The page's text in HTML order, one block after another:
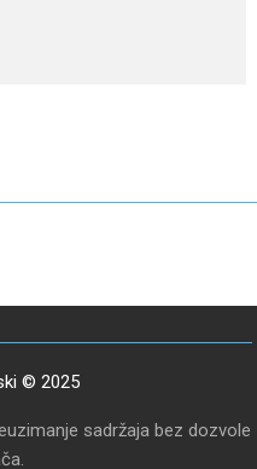
© 2025
sadržaja bez dozvole